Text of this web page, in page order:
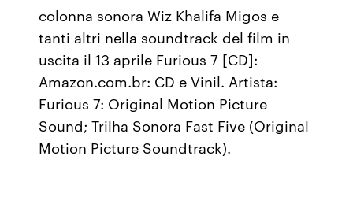
colonna sonora Wiz Khalifa Migos e
tanti altri nella soundtrack del film in
uscita il 13 aprile Furious 7 [CD]:
Amazon.com.br: CD e Vinil. Artista:
Furious 7: Original Motion Picture
Sound; Trilha Sonora Fast Five (Original
Motion Picture Soundtrack).